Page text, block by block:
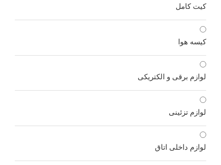
کیت کامل
کیسه هوا
لوازم برقی و الکتریکی
لوازم تزئینی
لوازم داخلی اتاق